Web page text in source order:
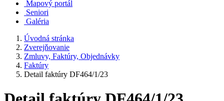
Mapový portál
Seniori
Galéria
Úvodná stránka
Zverejňovanie
Zmluvy, Faktúry, Objednávky
Faktúry
Detail faktúry DF464/1/23